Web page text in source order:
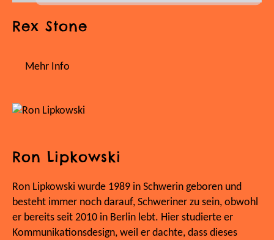
Rex Stone
Mehr Info
Ron Lipkowski
Ron Lipkowski wurde 1989 in Schwerin geboren und
besteht immer noch darauf, Schweriner zu sein, obwohl
er bereits seit 2010 in Berlin lebt. Hier studierte er
Kommunikationsdesign, weil er dachte, dass dieses